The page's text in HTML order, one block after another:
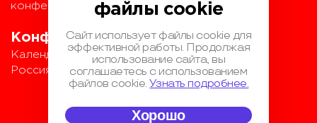
Конференции
Календарь
Россия IV
конференции
файлы cookie
Сайт использует файлы cookie для
эффективной работы. Продолжая
использование сайта, вы
соглашаетесь с использованием
файлов cookie.Узнать подробнее.
Хорошо